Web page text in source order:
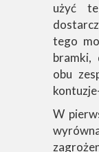
użyć
tego
bramki,
obu
W